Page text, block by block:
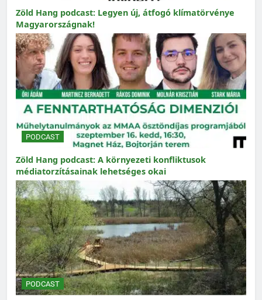
Zöld Hang podcast: Legyen új, átfogó klímatörvénye
Magyarországnak!
PODCAST
Zöld Hang podcast: A környezeti konfliktusok
médiatorzításainak lehetséges okai
PODCAST